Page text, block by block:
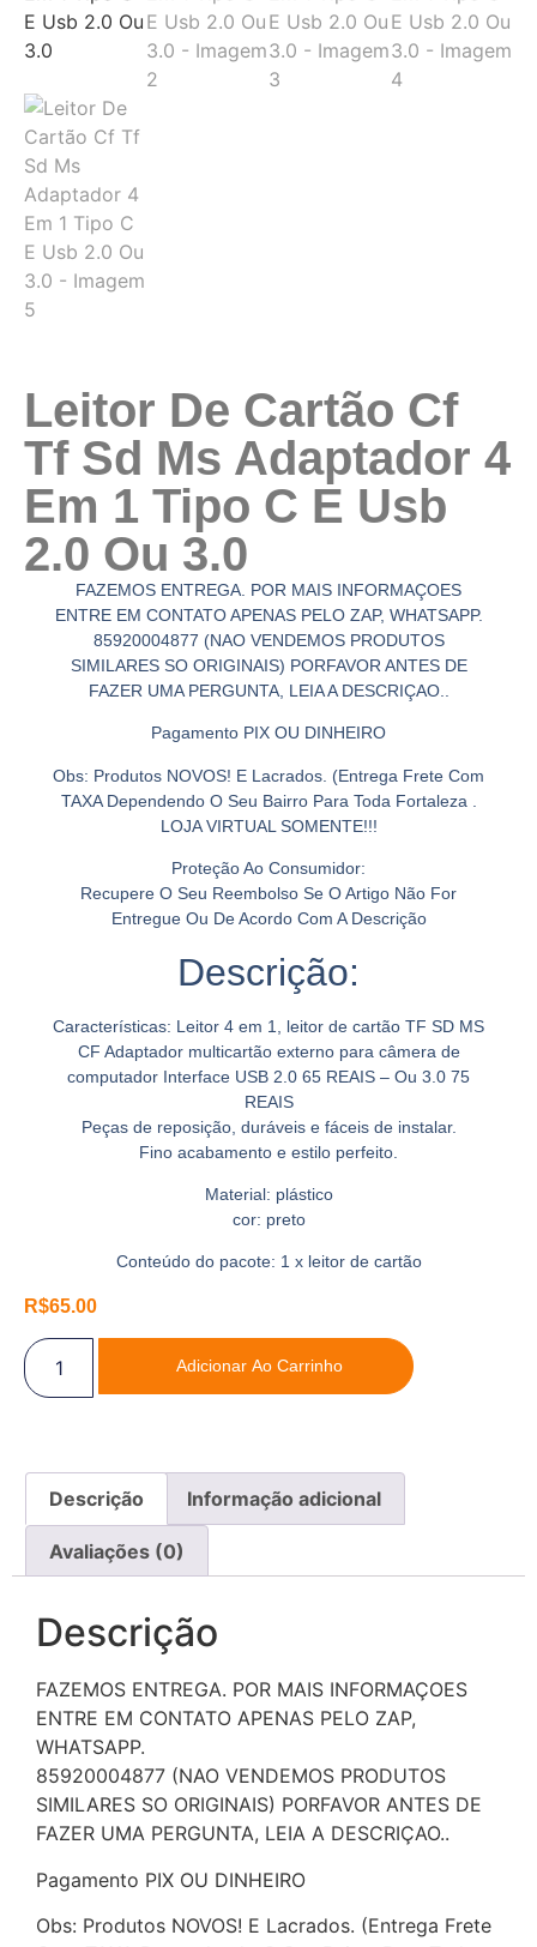
Leitor De Cartão Cf
Tf Sd Ms Adaptador 4
Em 1 Tipo C E Usb
2.0 Ou 3.0
FAZEMOS ENTREGA. POR MAIS INFORMAÇOES
ENTRE EM CONTATO APENAS PELO ZAP, WHATSAPP.
85920004877 (NAO VENDEMOS PRODUTOS
SIMILARES SO ORIGINAIS) PORFAVOR ANTES DE
FAZER UMA PERGUNTA, LEIA A DESCRIÇAO..
Pagamento PIX OU DINHEIRO
Obs: Produtos NOVOS! E Lacrados. (Entrega Frete Com
TAXA Dependendo O Seu Bairro Para Toda Fortaleza .
LOJA VIRTUAL SOMENTE!!!
Proteção Ao Consumidor:
Recupere O Seu Reembolso Se O Artigo Não For
Entregue Ou De Acordo Com A Descrição
Descrição:
Características: Leitor 4 em 1, leitor de cartão TF SD MS
CF Adaptador multicartão externo para câmera de
computador Interface USB 2.0 65 REAIS – Ou 3.0 75
REAIS
Peças de reposição, duráveis e fáceis de instalar.
Fino acabamento e estilo perfeito.
Material: plástico
cor: preto
Conteúdo do pacote: 1 x leitor de cartão
R$65.00
Adicionar Ao Carrinho
Descrição Informação adicional
Avaliações (0)
Descrição
FAZEMOS ENTREGA. POR MAIS INFORMAÇOES
ENTRE EM CONTATO APENAS PELO ZAP,
WHATSAPP.
85920004877 (NAO VENDEMOS PRODUTOS
SIMILARES SO ORIGINAIS) PORFAVOR ANTES DE
FAZER UMA PERGUNTA, LEIA A DESCRIÇAO..
Pagamento PIX OU DINHEIRO
Obs: Produtos NOVOS! E Lacrados. (Entrega Frete